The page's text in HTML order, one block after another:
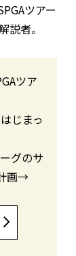
ツアー
説者。
ツア
じまっ
グのサ
画→